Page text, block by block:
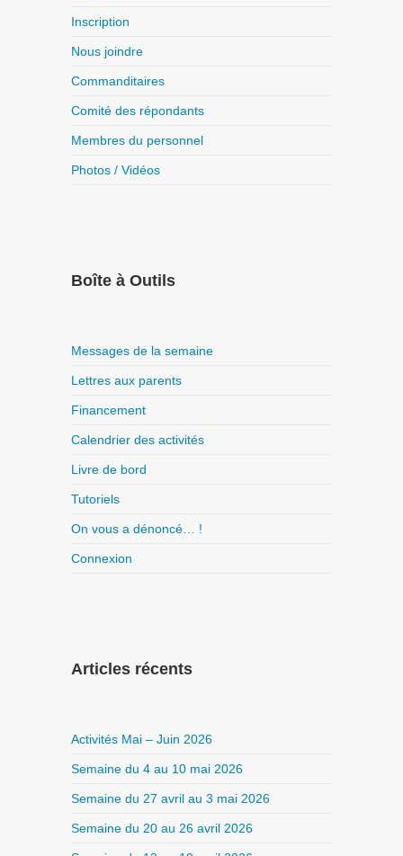
Inscription
Nous joindre
Commanditaires
Comité des répondants
Membres du personnel
Photos / Vidéos
Boîte à Outils
Messages de la semaine
Lettres aux parents
Financement
Calendrier des activités
Livre de bord
Tutoriels
On vous a dénoncé… !
Connexion
Articles récents
Activités Mai – Juin 2026
Semaine du 4 au 10 mai 2026
Semaine du 27 avril au 3 mai 2026
Semaine du 20 au 26 avril 2026